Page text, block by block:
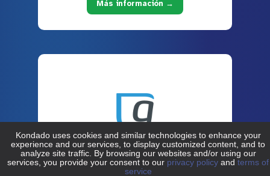
Más información →
Granatum